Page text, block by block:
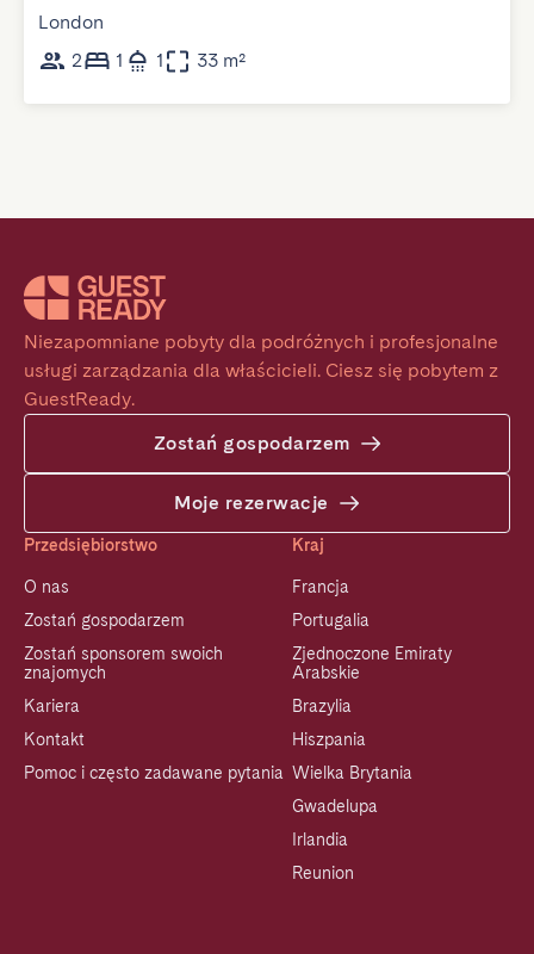
London
2
1 1 33 m²
Niezapomniane pobyty dla podróżnych i profesjonalne
usługi zarządzania dla właścicieli. Ciesz się pobytem z
GuestReady.
Zostań gospodarzem
Moje rezerwacje
Przedsiębiorstwo
O nas
Zostań gospodarzem
Zostań sponsorem swoich
znajomych
Kariera
Kontakt
Pomoc i często zadawane pytania
Kraj
Francja
Portugalia
Zjednoczone Emiraty
Arabskie
Brazylia
Hiszpania
Wielka Brytania
Gwadelupa
Irlandia
Reunion